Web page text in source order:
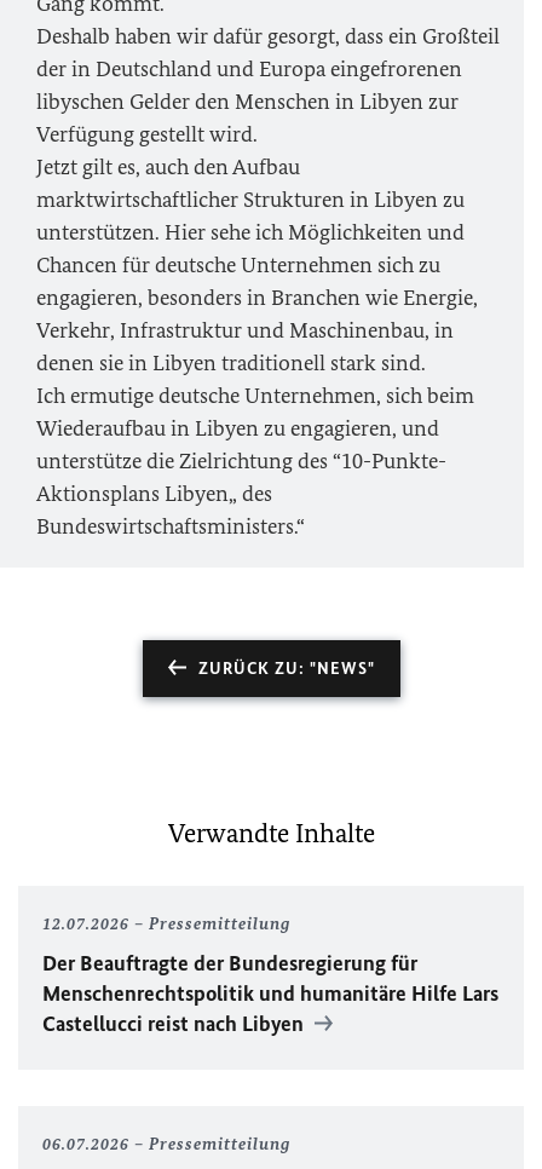
Deshalb haben wir dafür gesorgt, dass ein Großteil
der in Deutschland und Europa eingefrorenen
libyschen Gelder den Menschen in Libyen zur
Verfügung gestellt wird.
Jetzt gilt es, auch den Aufbau
marktwirtschaftlicher Strukturen in Libyen zu
unterstützen. Hier sehe ich Möglichkeiten und
Chancen für deutsche Unternehmen sich zu
engagieren, besonders in Branchen wie Energie,
Verkehr, Infrastruktur und Maschinenbau, in
denen sie in Libyen traditionell stark sind.
Ich ermutige deutsche Unternehmen, sich beim
Wiederaufbau in Libyen zu engagieren, und
unterstütze die Zielrichtung des “10-Punkte-
Aktionsplans Libyen„ des
Bundeswirtschaftsministers.“
ZURÜCK ZU: "NEWS"
Verwandte Inhalte
12.07.2026 Pressemitteilung
Der Beauftragte der Bundesregierung für
Menschenrechtspolitik und humanitäre Hilfe Lars
Castellucci reist nach Libyen
06.07.2026 Pressemitteilung